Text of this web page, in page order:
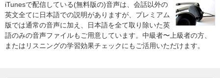
iTunesで配信している(無料版の)音声は、会話以外の
英文全てに日本語での説明がありますが、プレミアム
版では通常の音声に加え、日本語を全て取り除いた英
語のみの音声ファイルもご用意しています。中級者〜上級者の方、
またはリスニングの学習効果チェックにもご活用いただけます。